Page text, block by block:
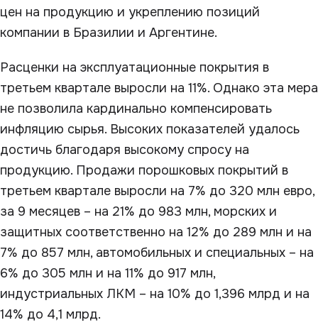
цен на продукцию и укреплению позиций
компании в Бразилии и Аргентине.
Расценки на эксплуатационные покрытия в
третьем квартале выросли на 11%. Однако эта мера
не позволила кардинально компенсировать
инфляцию сырья. Высоких показателей удалось
достичь благодаря высокому спросу на
продукцию. Продажи порошковых покрытий в
третьем квартале выросли на 7% до 320 млн евро,
за 9 месяцев – на 21% до 983 млн, морских и
защитных соответственно на 12% до 289 млн и на
7% до 857 млн, автомобильных и специальных – на
6% до 305 млн и на 11% до 917 млн,
индустриальных ЛКМ – на 10% до 1,396 млрд и на
14% до 4,1 млрд.